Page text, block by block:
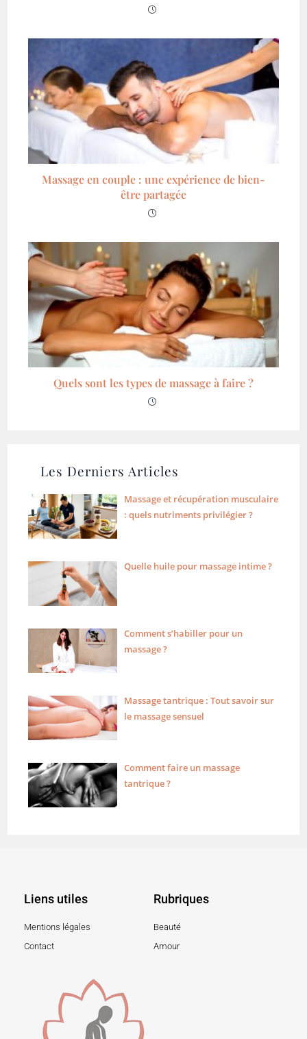
Massage en couple : une expérience de bien-
être partagée
Quels sont les types de massage à faire ?
Les Derniers Articles
Massage et récupération musculaire
: quels nutriments privilégier ?
Quelle huile pour massage intime ?
Comment s’habiller pour un
massage ?
Massage tantrique : Tout savoir sur
le massage sensuel
Comment faire un massage
tantrique ?
Liens utiles
Mentions légales
Contact
Rubriques
Beauté
Amour